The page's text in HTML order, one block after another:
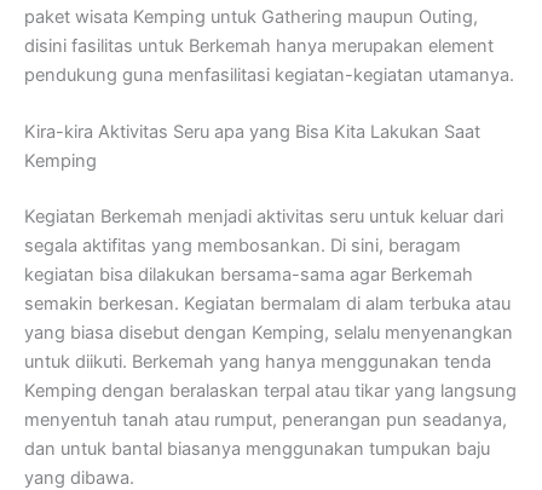
paket wisata Kemping untuk Gathering maupun Outing,
disini fasilitas untuk Berkemah hanya merupakan element
pendukung guna menfasilitasi kegiatan-kegiatan utamanya.
Kira-kira Aktivitas Seru apa yang Bisa Kita Lakukan Saat
Kemping
Kegiatan Berkemah menjadi aktivitas seru untuk keluar dari
segala aktifitas yang membosankan. Di sini, beragam
kegiatan bisa dilakukan bersama-sama agar Berkemah
semakin berkesan. Kegiatan bermalam di alam terbuka atau
yang biasa disebut dengan Kemping, selalu menyenangkan
untuk diikuti. Berkemah yang hanya menggunakan tenda
Kemping dengan beralaskan terpal atau tikar yang langsung
menyentuh tanah atau rumput, penerangan pun seadanya,
dan untuk bantal biasanya menggunakan tumpukan baju
yang dibawa.